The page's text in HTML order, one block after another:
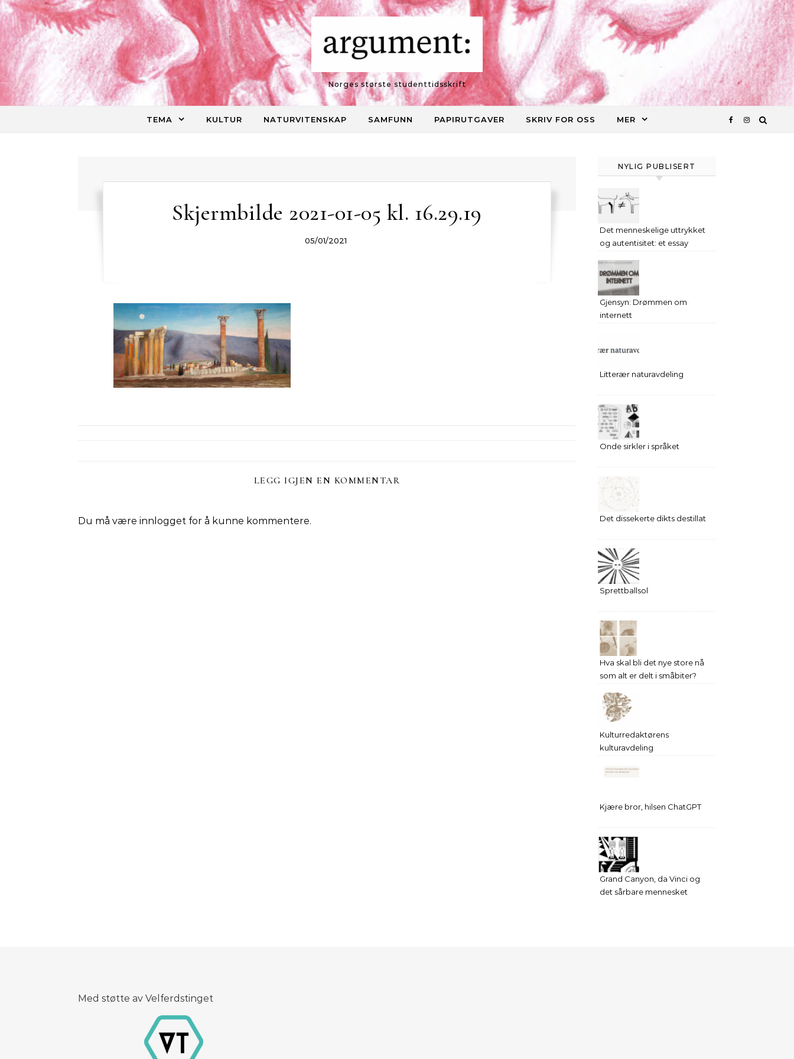
Skip to content
Norges største studenttidsskrift
TEMA KULTUR NATURVITENSKAP SAMFUNN PAPIRUTGAVER SKRIV FOR OSS MER
Skjermbilde 2021-01-05 kl. 16.29.19
05/01/2021
LEGG IGJEN EN KOMMENTAR
Du må være innlogget for å kunne kommentere.
NYLIG PUBLISERT
Det menneskelige uttrykket
og autentisitet: et essay
Gjensyn: Drømmen om
internett
Litterær naturavdeling
Onde sirkler i språket
Det dissekerte dikts destillat
Sprettballsol
Hva skal bli det nye store nå
som alt er delt i småbiter?
Kulturredaktørens
kulturavdeling
Kjære bror, hilsen ChatGPT
Grand Canyon, da Vinci og
det sårbare mennesket
Med støtte av Velferdstinget